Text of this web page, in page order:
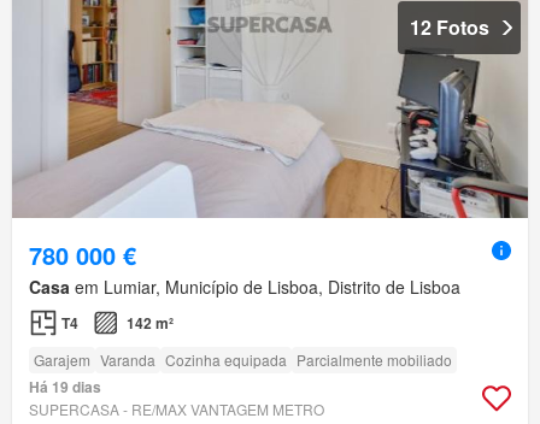
12 Fotos
780 000 €
Casa em Lumiar, Município de Lisboa, Distrito de Lisboa
T4 142 m²
Garajem Varanda Cozinha equipada Parcialmente mobiliado
Há 19 dias
SUPERCASA - RE/MAX VANTAGEM METRO